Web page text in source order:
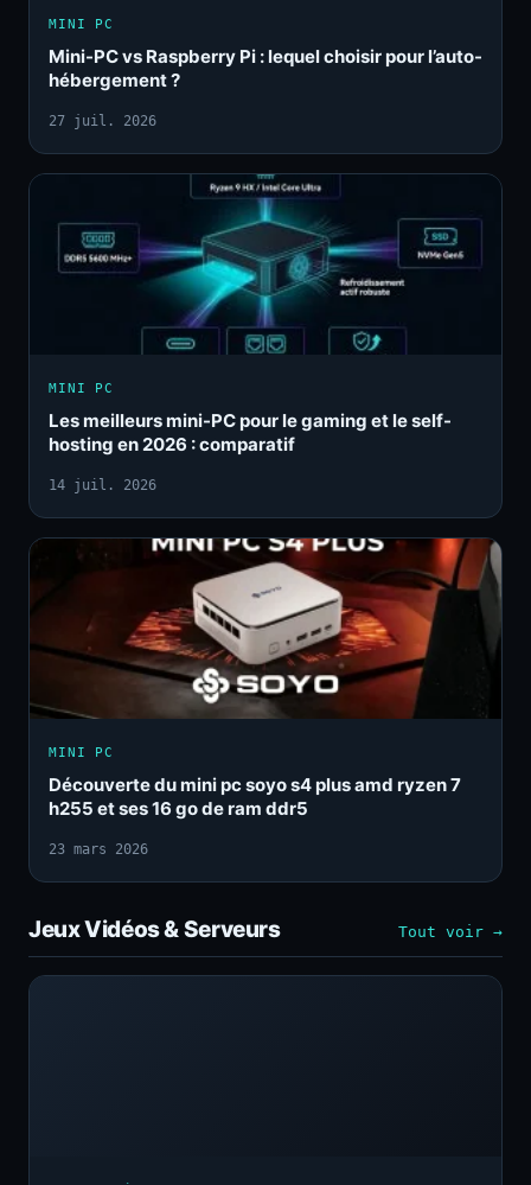
MINI PC
Mini-PC vs Raspberry Pi : lequel choisir pour l’auto-
hébergement ?
27 juil. 2026
MINI PC
Les meilleurs mini-PC pour le gaming et le self-
hosting en 2026 : comparatif
14 juil. 2026
MINI PC
Découverte du mini pc soyo s4 plus amd ryzen 7
h255 et ses 16 go de ram ddr5
23 mars 2026
Jeux Vidéos & Serveurs Tout voir →